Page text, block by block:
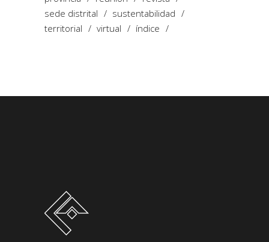
sede distrital
sustentabilidad
territorial
virtual índice